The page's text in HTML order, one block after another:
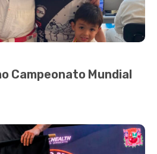
Campeonato Mundial